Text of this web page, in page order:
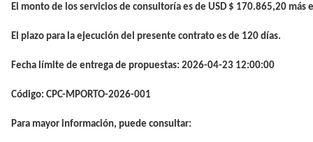
El monto de los servicios de consultoría es de USD $ 170.865,20 más
El plazo para la ejecución del presente contrato es de 120 días.
Fecha límite de entrega de propuestas: 2026-04-23 12:00:00
Código: CPC-MPORTO-2026-001
Para mayor información, puede consultar: